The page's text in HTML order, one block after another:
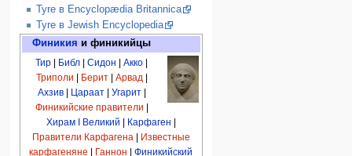
Tyre в Encyclopædia Britannica
Tyre в Jewish Encyclopedia
Финикия и финикийцы
Тир
Библ |Сидон |Акко
Триполи
Берит| Арвад|
Ахзив| Цараат| Угарит|
Финикийские правители
Хирам I Великий
Карфаген
Правители Карфагена|
Известные
карфагеняне
Ганнон |Финикийский